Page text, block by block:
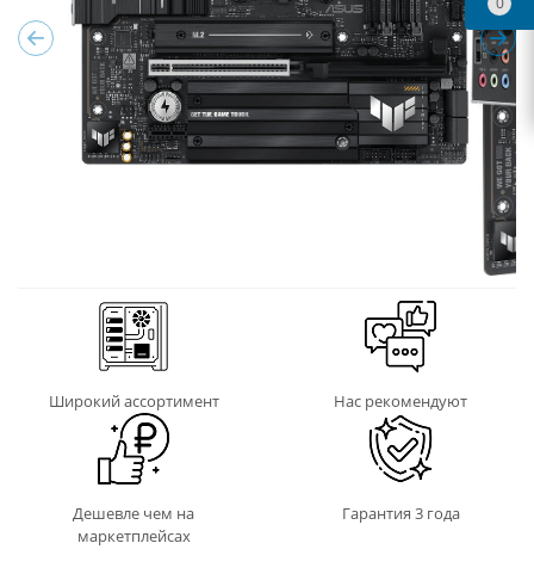
Широкий ассортимент Нас рекомендуют
Дешевле чем на
маркетплейсах
Гарантия 3 года